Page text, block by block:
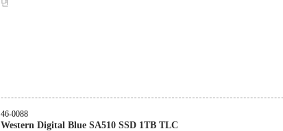
년
46-0088
Western Digital Blue SA510 SSD 1TB TLC